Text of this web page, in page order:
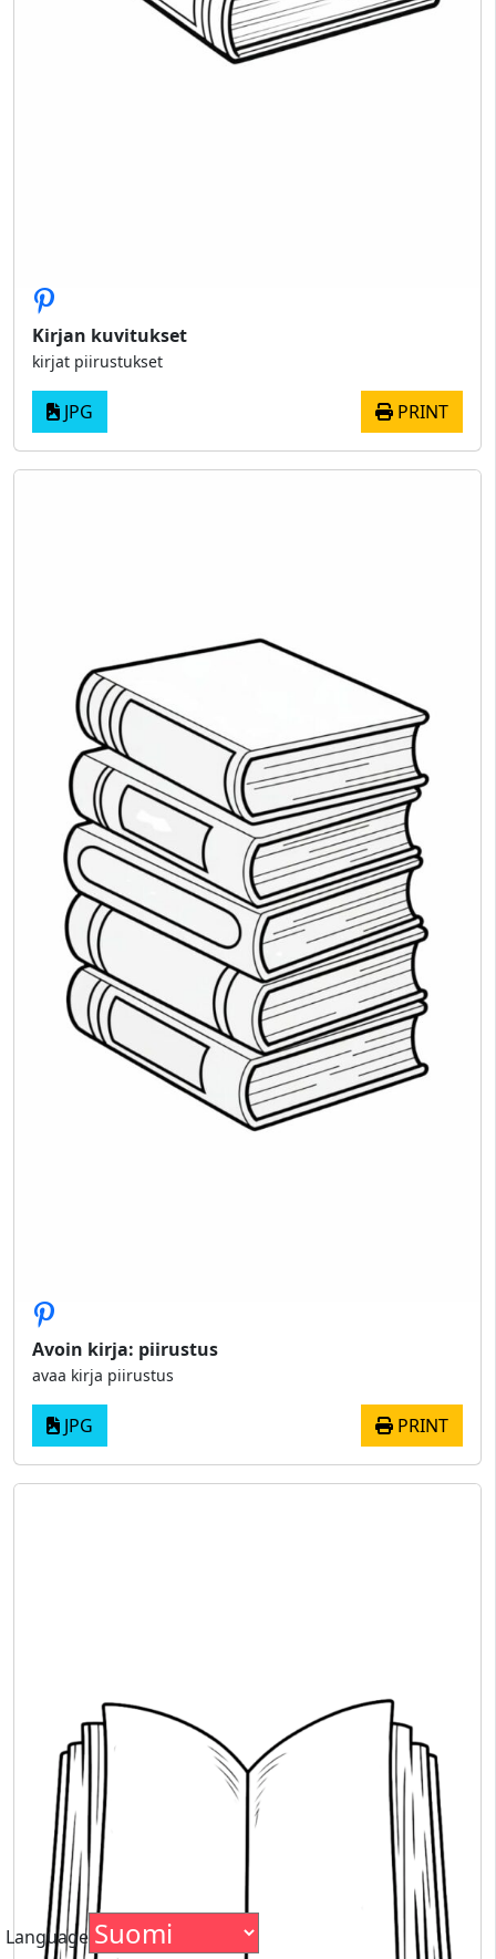
Kirjan kuvitukset
kirjat piirustukset
JPG PRINT
Avoin kirja: piirustus
avaa kirja piirustus
JPG PRINT
Language